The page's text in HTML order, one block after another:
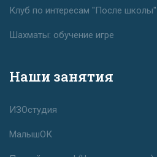
Клуб по интересам "После
Шахматы: обучение игре
Наши занятия
ИЗОстудия
МалышОК